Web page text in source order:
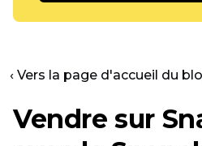
‹ Vers la page d'accueil du
Vendre sur